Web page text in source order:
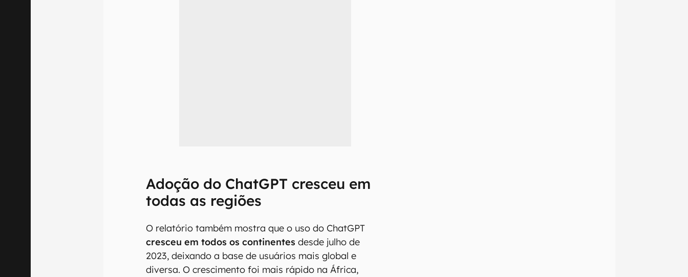
Adoção do ChatGPT cresceu em
todas as regiões
O relatório também mostra que o uso do ChatGPT
cresceu em todos os continentes desde julho de
2023, deixando a base de usuários mais global e
diversa. O crescimento foi mais rápido na África,